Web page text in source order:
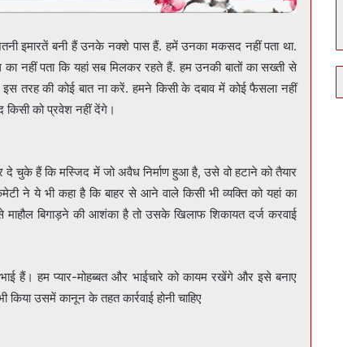
इमारतें बनी हैं उनके नक्शे पास हैं. हमें उनका मकसद नहीं पता था.
नहीं पता कि यहां सब मिलकर रहते हैं. हम उनकी बातों का सख्ती से
तरह की कोई बात ना करें. हमने किसी के दबाव में कोई फैसला नहीं
किसी को प्रवेश नहीं देंगे।
चुके हैं कि मस्जिद में जो अवैध निर्माण हुआ है, उसे वो हटाने को तैयार
ने ये भी कहा है कि बाहर से आने वाले किसी भी व्यक्ति को यहां का
माहौल बिगाड़ने की आशंका है तो उसके खिलाफ शिकायत दर्ज करवाई
हैं। हम प्यार-मोहब्बत और भाईचारे को कायम रखेंगे और इसे बनाए
उसमें कानून के तहत कार्रवाई होनी चाहिए